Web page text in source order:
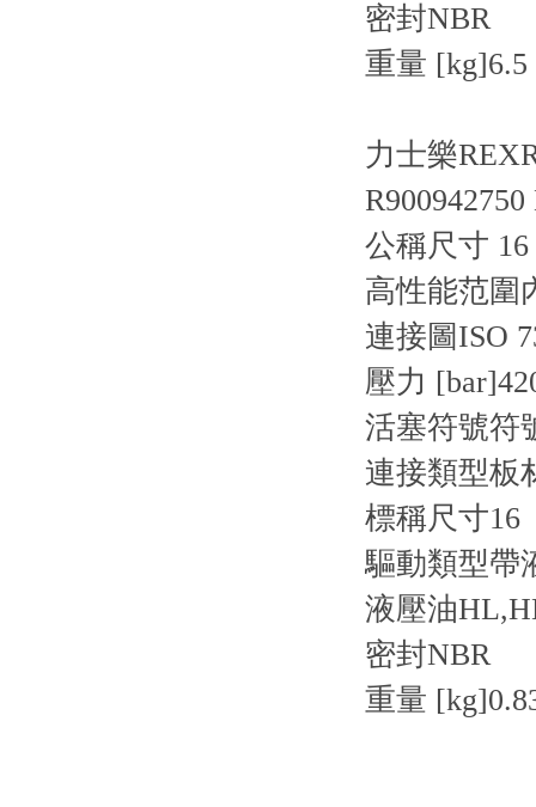
密封NBR
重量 [kg]6.5
力士樂
公稱尺寸
高性能范圍
連接圖ISO
壓力
活塞符號符
連接類型板
標稱尺寸16
驅動類型帶
液壓油
密封NBR
重量